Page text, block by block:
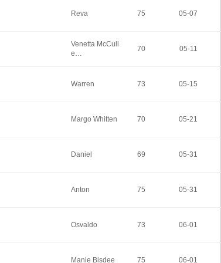
Reva 75 05-07
Venetta McCull
e…
70 05-11
Warren 73 05-15
Margo Whitten 70 05-21
Daniel 69 05-31
Anton 75 05-31
Osvaldo 73 06-01
Manie Bisdee 75 06-01